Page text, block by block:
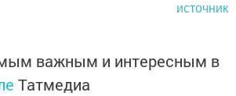
источник
важным и интересным в
Татмедиа